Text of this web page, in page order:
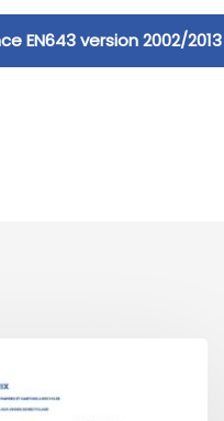
EN643 version 2002/2013